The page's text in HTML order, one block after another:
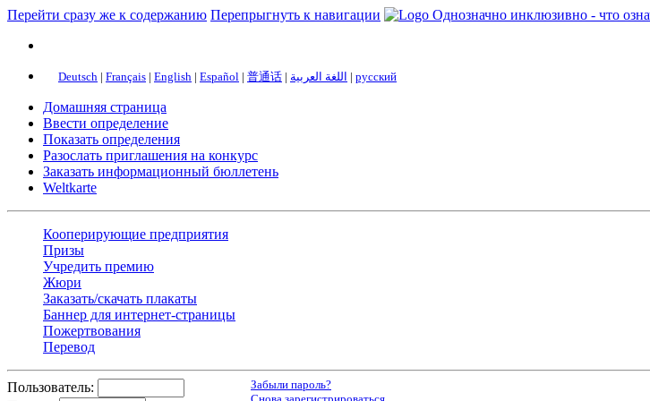
Перейти сразу же к содержанию Перепрыгнуть к навигации
Deutsch | Français | English | Español | 普通话 | اللغة العربية | русский
Домашняя страница
Ввести определение
Показать определения
Разослать приглашения на конкурс
Заказать информационный бюллетень
Weltkarte
Кооперирующие предприятия
Призы
Учредить премию
Жюри
Заказать/скачать плакаты
Баннер для интернет-страницы
Пожертвования
Перевод
Пользователь:
Забыли пароль?